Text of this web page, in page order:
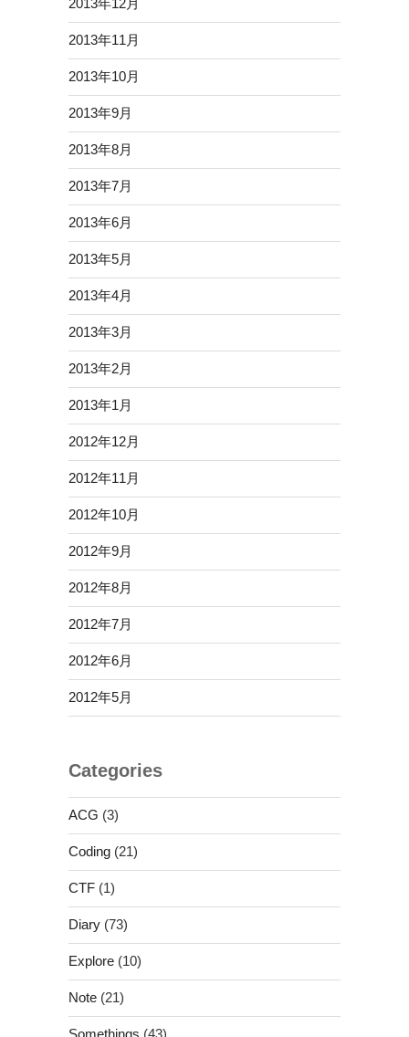
2013年12月
2013年11月
2013年10月
2013年9月
2013年8月
2013年7月
2013年6月
2013年5月
2013年4月
2013年3月
2013年2月
2013年1月
2012年12月
2012年11月
2012年10月
2012年9月
2012年8月
2012年7月
2012年6月
2012年5月
Categories
ACG (3)
Coding(21)
CTF(1)
Diary(73)
Explore(10)
Note(21)
Somethings (43)